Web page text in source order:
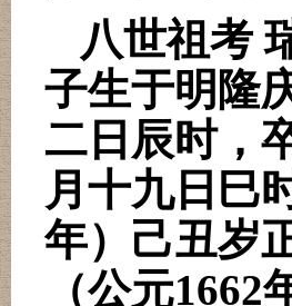
八世祖考
子生于明隆
二日辰时，
月十九日巳
年）己丑岁
（公元1662